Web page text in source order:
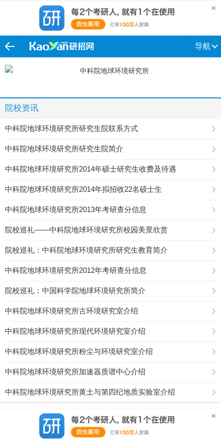
导航
院校资讯
中科院地球环境研究所研究生院联系方式
中科院地球环境研究所研究生院简介
中科院地球环境研究所2014年硕士研究生收费及待遇
中科院地球环境研究所2014年拟招收22名硕士生
中科院地球环境研究所2013年考研查分信息
院校巡礼——中科院地球环境研究所校园美景欣赏
院校巡礼：中科院地球环境研究所研究生教育简介
中科院地球环境研究所2012年考研查分信息
院校巡礼：中国科学院地球环境研究所简介
中科院地球环境研究所古环境研究室介绍
中科院地球环境研究所现代环境研究室介绍
中科院地球环境研究所粉尘与环境研究室介绍
中科院地球环境研究所加速器质谱中心介绍
中科院地球环境研究所黄土与第四纪地质实验室介绍